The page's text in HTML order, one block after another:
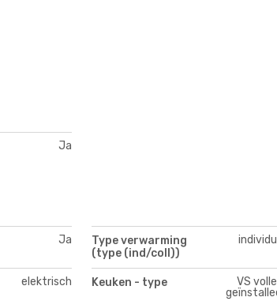
Ja
Ja
Type verwarming
(type (ind/coll))
elektrisch Keuken - type
VS